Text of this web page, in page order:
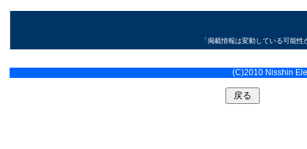
「掲載情報は変動している可能
(C)2010 Nisshin